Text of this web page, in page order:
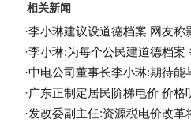
相关新闻
·李小琳建议设道德档案 网友称
·李小琳:为每个公民建道德档案
·中电公司董事长李小琳:期待能
·广东正制定居民阶梯电价 价格
·发改委副主任:资源税电价改革